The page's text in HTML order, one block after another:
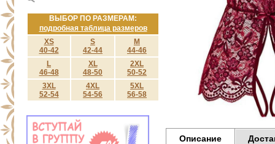
ВЫБОР ПО РАЗМЕРАМ:
подробная таблица размеров
XS
40-42
S
42-44
M
44-46
L
46-48
XL
48-50
2XL
50-52
3XL
52-54
4XL
54-56
5XL
56-58
Описание